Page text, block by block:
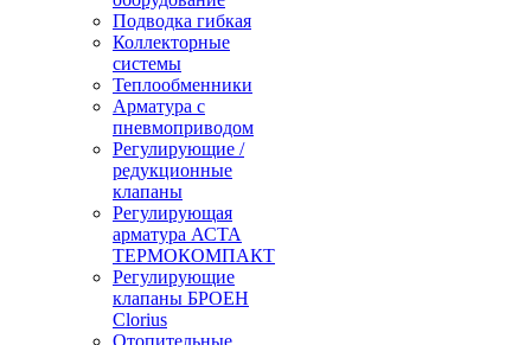
Подводка гибкая
Коллекторные
системы
Теплообменники
Арматура с
пневмоприводом
Регулирующие /
редукционные
клапаны
Регулирующая
арматура АСТА
ТЕРМОКОМПАКТ
Регулирующие
клапаны БРОЕН
Clorius
Отопительные